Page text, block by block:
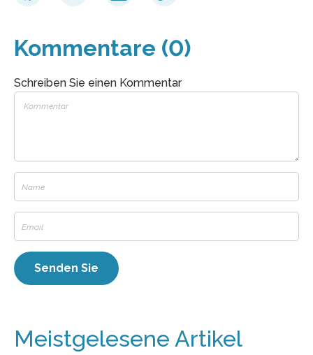
Kommentare (0)
Schreiben Sie einen Kommentar
Meistgelesene Artikel